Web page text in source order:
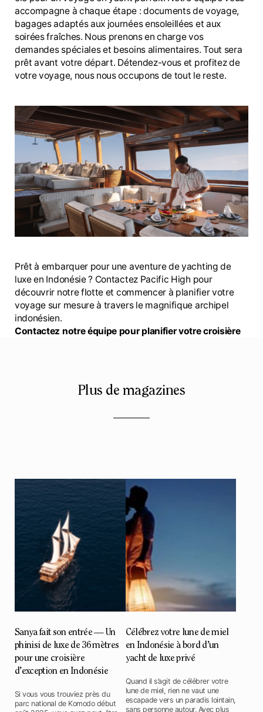
accompagne à chaque étape : documents de voyage,
bagages adaptés aux journées ensoleillées et aux
soirées fraîches. Nous prenons en charge vos
demandes spéciales et besoins alimentaires. Tout sera
prêt avant votre départ. Détendez-vous et profitez de
votre voyage, nous nous occupons de tout le reste.
Prêt à embarquer pour une aventure de yachting de
luxe en Indonésie ? Contactez Pacific High pour
découvrir notre flotte et commencer à planifier votre
voyage sur mesure à travers le magnifique archipel
indonésien.
Contactez notre équipe pour planifier votre croisière
Plus de magazines
Sanya fait son entrée — Un
phinisi de luxe de 36 mètres
pour une croisière
d’exception en Indonésie
Si vous vous trouviez près du
parc national de Komodo début
Célébrez votre lune de miel
en Indonésie à bord d’un
yacht de luxe privé
Quand il s’agit de célébrer votre
lune de miel, rien ne vaut une
escapade vers un paradis lointain,
sans personne autour. Avec plus